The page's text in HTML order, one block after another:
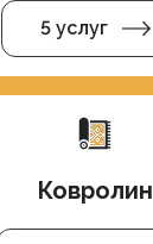
5 услуг
Ковролин